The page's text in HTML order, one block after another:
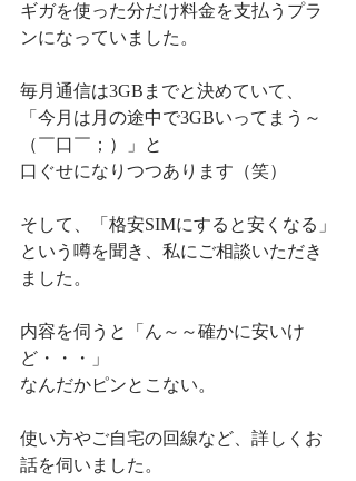
ギガを使った分だけ料金を支払うプラ
ンになっていました。
毎月通信は3GBまでと決めていて、
「今月は月の途中で3GBいってまう～
（￣口￣；）」と
口ぐせになりつつあります（笑）
そして、「格安SIMにすると安くなる」
という噂を聞き、私にご相談いただき
ました。
内容を伺うと「ん～～確かに安いけ
ど・・・」
なんだかピンとこない。
使い方やご自宅の回線など、詳しくお
話を伺いました。